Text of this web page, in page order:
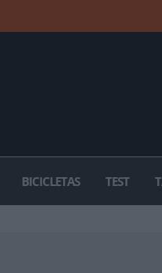
BICICLETAS TEST